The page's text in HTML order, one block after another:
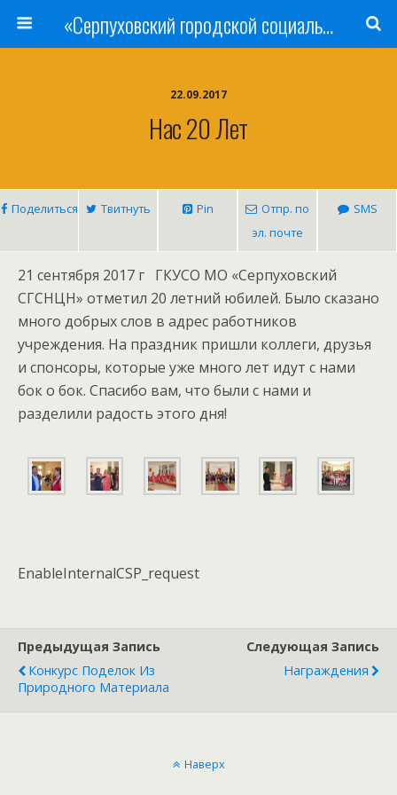
«Серпуховский городской социально-реабилитационный Центр для несовершеннолетних»
22.09.2017
Нас 20 Лет
Поделиться Твитнуть Pin
Отпр. по
эл. почте
SMS
21 сентября 2017 г ГКУСО МО «Серпуховский
СГCHЦН» отметил 20 летний юбилей. Было сказано
много добрых слов в адрес работников
учреждения. На праздник пришли коллеги, друзья
и спонсоры, которые уже много лет идут с нами
бок о бок. Спасибо вам, что были с нами и
разделили радость этого дня!
EnableInternalCSP_request
Предыдущая Запись
Конкурс Поделок Из
Природного Материала
Следующая Запись
Награждения
Наверх